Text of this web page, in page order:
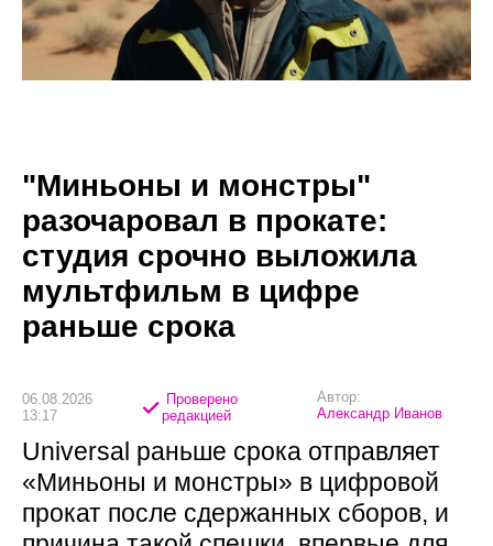
"Миньоны и монстры"
разочаровал в прокате:
студия срочно выложила
мультфильм в цифре
раньше срока
06.08.2026
13:17
Проверено
редакцией
Автор:
Александр Иванов
Universal раньше срока отправляет
«Миньоны и монстры» в цифровой
прокат после сдержанных сборов, и